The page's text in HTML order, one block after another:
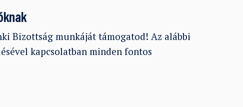
Bizottság munkáját támogatod! Az alábbi
kapcsolatban minden fontos